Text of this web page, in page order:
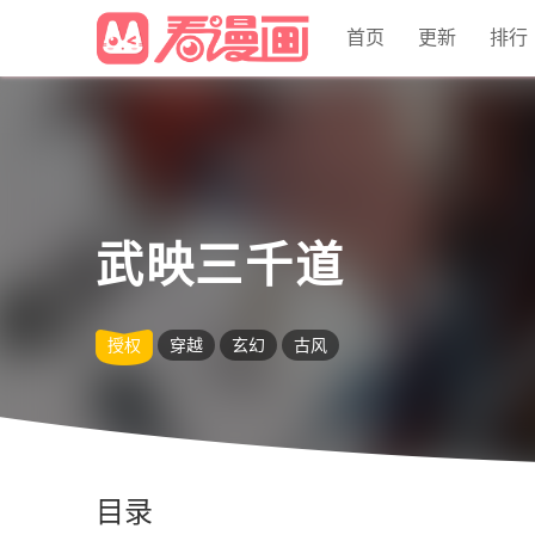
首页 更新 排行
武映三千道
授权 穿越 玄幻 古风
目录